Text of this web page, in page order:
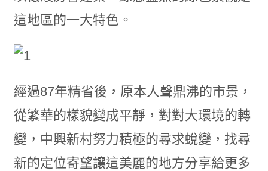
這地區的一大特色。
經過87年精省後，原本人聲鼎沸的市景，
從繁華的樣貌變成平靜，對對大環境的轉
變，中興新村努力積極的尋求蛻變，找尋
新的定位寄望讓這美麗的地方分享給更多